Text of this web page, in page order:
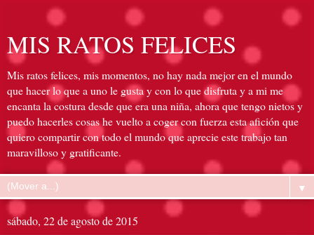
MIS RATOS FELICES
Mis ratos felices, mis momentos, no hay nada mejor en el mundo
que hacer lo que a uno le gusta y con lo que disfruta y a mi me
encanta la costura desde que era una niña, ahora que tengo nietos y
puedo hacerles cosas he vuelto a coger con fuerza esta afición que
quiero compartir con todo el mundo que aprecie este trabajo tan
maravilloso y gratificante.
▼
sábado, 22 de agosto de 2015